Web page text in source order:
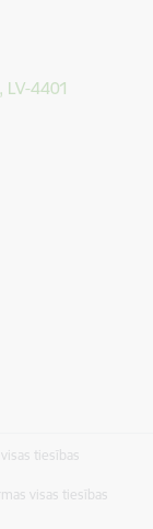
LV-4401
tiesības
visas tiesības